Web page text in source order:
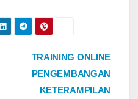
TRAINING ONLINE
PENGEMBANGAN
KETERAMPILAN